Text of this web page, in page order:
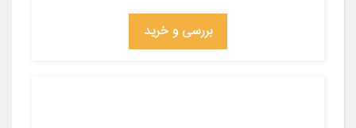
بررسی و خرید